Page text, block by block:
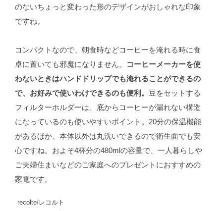
のないちょっと変わった形のデザインがおしゃれな印象
ですね。
コンパクトなので、朝食時などコーヒーを淹れる時に食
卓に置いても邪魔になりません。
コーヒーメーカーを使
わないときはハンドドリップでも淹れることができるの
で、お好みで使いわけできるのも便利。 豆をセットする
フィルターホルダーは、底からコーヒーが漏れない構造
になっているのも使いやすいポイント。20分の保温機能
があるほか、本体以外は丸洗いできるので衛生面でも安
心ですね。およそ4杯分の480mlの容量で、一人暮らしや
ご夫婦住まいなどのご家庭へのプレゼントにおすすめの
家電です。
recolte/レコルト